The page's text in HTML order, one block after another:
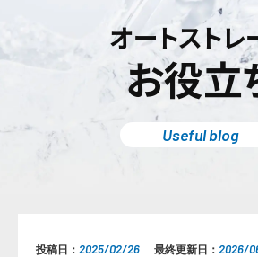
オートストレ
お役立
Useful blog
投稿日： 2025/02/26 最終更新日： 2026/